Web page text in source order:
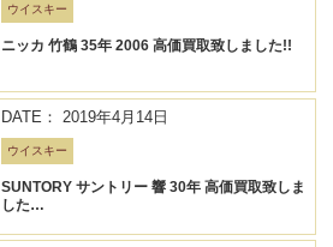
ウイスキー
ニッカ 竹鶴 35年 2006 高価買取致しました!!
DATE： 2019年4月14日
ウイスキー
SUNTORY サントリー 響 30年 高価買取致しま
した…